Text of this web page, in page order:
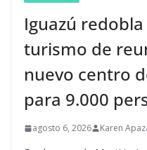
Iguazú
turismo de
nuevo centro
para 9.000
agosto 6, 2026 Karen